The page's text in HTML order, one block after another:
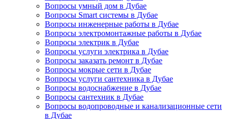
Вопросы умный дом в Дубае
Вопросы Smart системы в Дубае
Вопросы инженерные работы в Дубае
Вопросы электромонтажные работы в Дубае
Вопросы электрик в Дубае
Вопросы услуги электрика в Дубае
Вопросы заказать ремонт в Дубае
Вопросы мокрые сети в Дубае
Вопросы услуги сантехника в Дубае
Вопросы водоснабжение в Дубае
Вопросы сантехник в Дубае
Вопросы водопроводные и канализационные сети
в Дубае